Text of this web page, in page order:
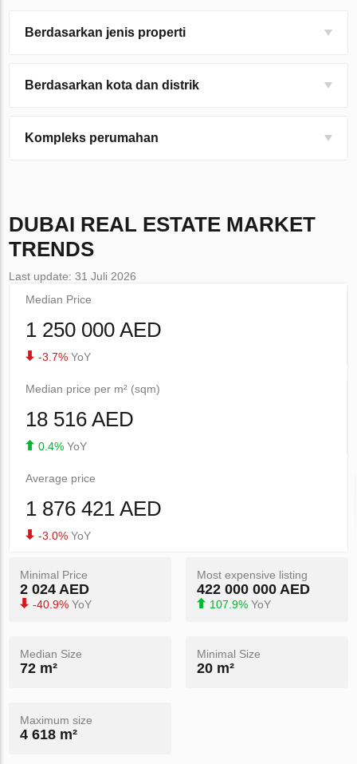
Berdasarkan jenis properti
Berdasarkan kota dan distrik
Kompleks perumahan
DUBAI REAL ESTATE MARKET
TRENDS
Last update: 31 Juli 2026
Median Price
1 250 000 AED
-3.7% YoY
Median price per m² (sqm)
18 516 AED
0.4% YoY
Average price
1 876 421 AED
-3.0% YoY
Minimal Price
2 024 AED
-40.9% YoY
Most expensive listing
422 000 000 AED
107.9% YoY
Median Size
72 m²
Minimal Size
20 m²
Maximum size
4 618 m²